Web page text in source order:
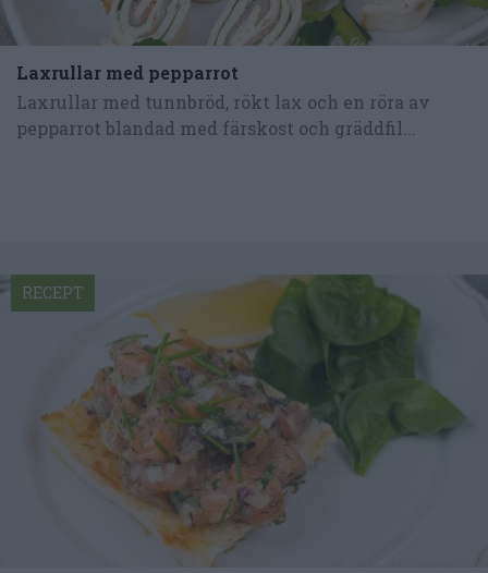
Laxrullar med pepparrot
Laxrullar med tunnbröd, rökt lax och en röra av
pepparrot blandad med färskost och gräddfil...
RECEPT